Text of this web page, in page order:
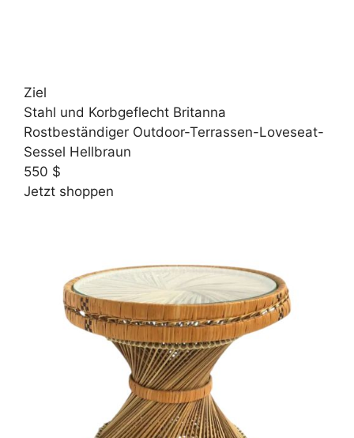
Ziel
Stahl und Korbgeflecht Britanna
Rostbeständiger Outdoor-Terrassen-Loveseat-
Sessel Hellbraun
550 $
Jetzt shoppen